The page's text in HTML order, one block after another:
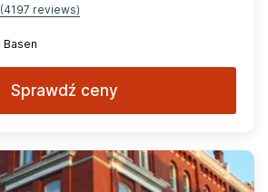
(4197 reviews)
Basen
Sprawdź ceny